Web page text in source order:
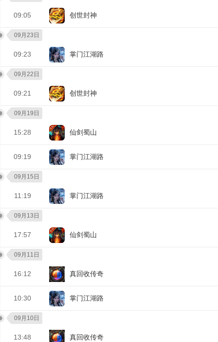
09:05 创世封神
09月23日
09:23 掌门江湖路
09月22日
09:21 创世封神
09月19日
15:28 仙剑蜀山
09:19 掌门江湖路
09月15日
11:19 掌门江湖路
09月13日
17:57 仙剑蜀山
09月11日
16:12 真回收传奇
10:30 掌门江湖路
09月10日
13:48 真回收传奇